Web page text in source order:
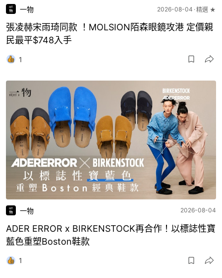
一物 2026-08-04 精選 ★
張凌赫宋雨琦同款 ！MOLSION陌森眼鏡攻港 定價親
民最平$748入手
1
一物 2026-08-04
ADER ERROR x BIRKENSTOCK再合作！以標誌性寶
藍色重塑Boston鞋款
1